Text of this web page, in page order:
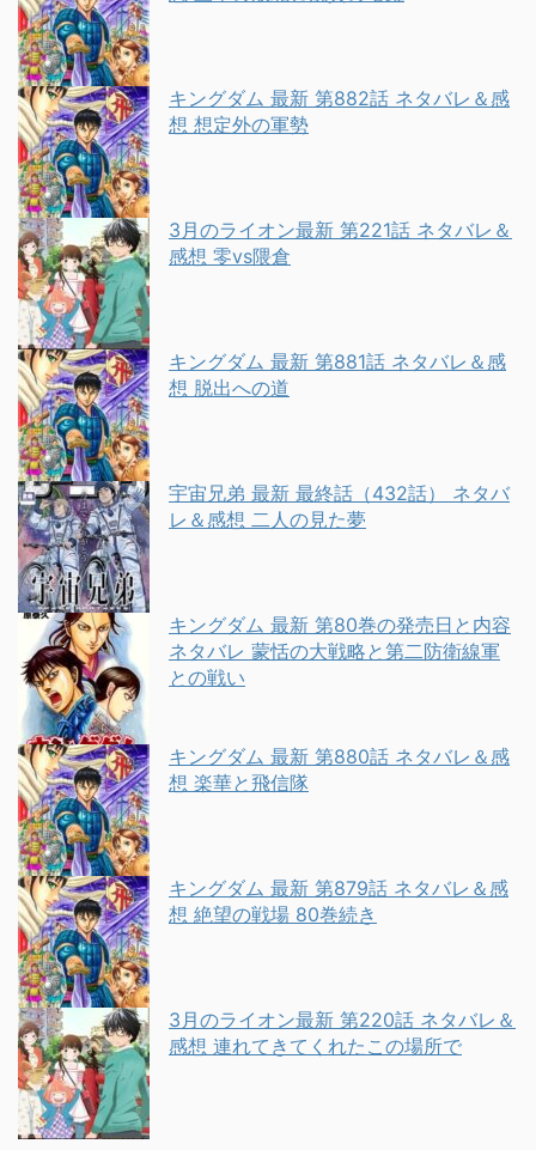
キングダム 最新 第882話 ネタバレ＆感
想 想定外の軍勢
3月のライオン最新 第221話 ネタバレ＆
感想 零vs隈倉
キングダム 最新 第881話 ネタバレ＆感
想 脱出への道
宇宙兄弟 最新 最終話（432話） ネタバ
レ＆感想 二人の見た夢
キングダム 最新 第80巻の発売日と内容
ネタバレ 蒙恬の大戦略と第二防衛線軍
との戦い
キングダム 最新 第880話 ネタバレ＆感
想 楽華と飛信隊
キングダム 最新 第879話 ネタバレ＆感
想 絶望の戦場 80巻続き
3月のライオン最新 第220話 ネタバレ＆
感想 連れてきてくれたこの場所で